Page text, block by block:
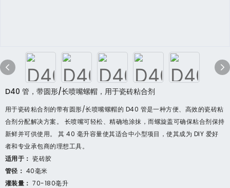
D40 管，带圆形/长喷嘴螺帽，用于瓷砖粘合剂
用于瓷砖粘合剂的带有圆形/长喷嘴螺帽的 D40 管是一种方便、高效的瓷砖粘
合剂分配解决方案。 长喷嘴可轻松、精确地涂抹，而螺旋盖可确保粘合剂保持
新鲜并可供使用。 其 40 毫升容量使其适合中小型项目，使其成为 DIY 爱好
者和专业承包商的理想工具。
适用于：瓷砖胶
管径： 40毫米
灌装量：70-180毫升